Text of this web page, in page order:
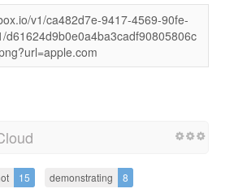
v1/ca482d7e-9417-4569-90fe-
d61624d9b0e0a4ba3cadf90805806c
15 demonstrating 8